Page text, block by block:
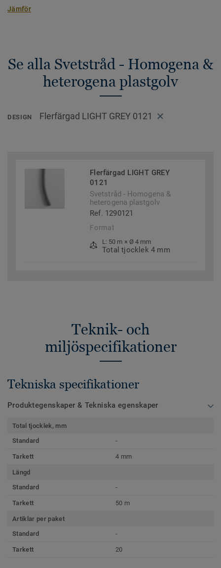
Jämför
Se alla Svetstråd - Homogena &
heterogena plastgolv
DESIGN Flerfärgad LIGHT GREY 0121
Flerfärgad LIGHT GREY
0121
Svetstråd - Homogena &
heterogena plastgolv
Ref. 1290121
Format
L: 50 m × Ø 4 mm
Total tjocklek 4 mm
Teknik- och
miljöspecifikationer
Tekniska specifikationer
Produktegenskaper & Tekniska egenskaper
Total tjocklek, mm
Standard
-
Tarkett 4 mm
Längd
Standard
-
Tarkett 50 m
Artiklar per paket
Standard
-
Tarkett 20